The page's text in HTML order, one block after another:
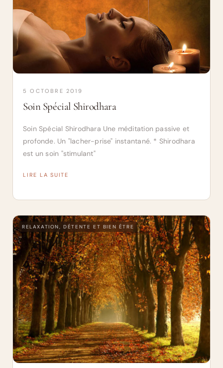
5 OCTOBRE 2019
Soin Spécial Shirodhara
Soin Spécial Shirodhara Une méditation passive et
profonde. Un "lacher-prise" instantané. * Shirodhara
est un soin "stimulant"
LIRE LA SUITE
RELAXATION, DÉTENTE ET BIEN ÊTRE